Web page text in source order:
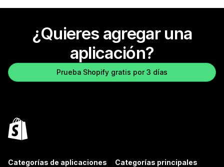
¿Quieres agregar una
aplicación?
Prueba Shopify gratis por 3 días
Categorías de aplicaciones Categorías principales